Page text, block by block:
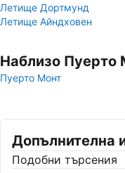
Летище Дортмунд
Летище Айндховен
Наблизо Пуерто
Пуерто Монт
Допълнителна
Подобни търсения